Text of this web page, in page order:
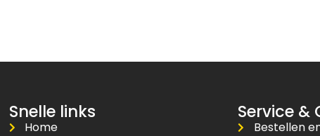
Snelle links
Home
Service &
Bestellen